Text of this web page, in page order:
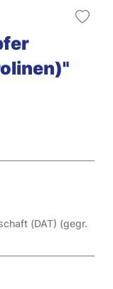
(DAT) (gegr.